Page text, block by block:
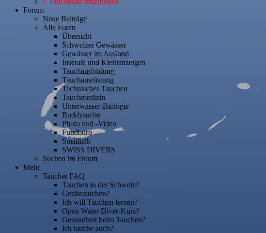
Forum
Neue Beiträge
Alle Foren
Übersicht
Schweizer Gewässer
Gewässer im Ausland
Inserate und Kleinanzeigen
Tauchausbildung
Tauchausrüstung
Technisches Tauchen
Tauchmedizin
Unterwasser-Biologie
Buddysuche
Photo und -Video
Fundbüro
Smalltalk
SWISS DIVERS
Suchen im Froum
Mehr
Taucher FAQ
Tauchen in der Schweiz?
Gerätetauchen?
Ich will Tauchen lernen?
Open Water Diver-Kurs?
Gesundheit beim Tauchen?
Ich tauche auch?